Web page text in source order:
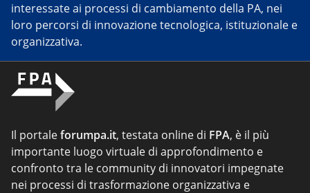
interessate ai processi di cambiamento della PA, nei
loro percorsi di innovazione tecnologica, istituzionale e
organizzativa.
Il portaleforumpa.it, testata online di FPA, è il più
importante luogo virtuale di approfondimento e
confronto tra le community di innovatori impegnate
nei processi di trasformazione organizzativa e